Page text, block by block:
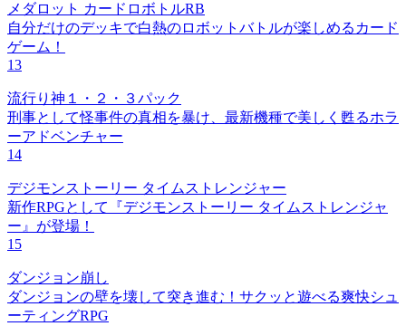
メダロット カードロボトルRB
自分だけのデッキで白熱のロボットバトルが楽しめるカード
ゲーム！
13
流行り神１・２・３パック
刑事として怪事件の真相を暴け、最新機種で美しく甦るホラ
ーアドベンチャー
14
デジモンストーリー タイムストレンジャー
新作RPGとして『デジモンストーリー タイムストレンジャ
ー』が登場！
15
ダンジョン崩し
ダンジョンの壁を壊して突き進む！サクッと遊べる爽快シュ
ーティングRPG